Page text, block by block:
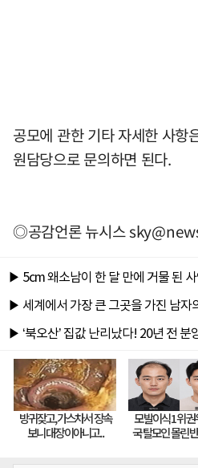
공모에 관한 기타 자세한 사항
원담당으로 문의하면 된다.
◎공감언론 뉴시스